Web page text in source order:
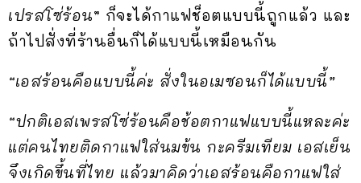
เปรสโซ่ร้อน” ก็จะได้กาแฟช็อตแบบนี้ถูกแล้ว และ
ถ้าไปสั่งที่ร้านอื่นก็ได้แบบนี้เหมือนกัน
“เอสร้อนคือแบบนี้ค่ะ สั่งในอเมซอนก็ได้แบบนี้”
“ปกติเอสเพรสโซ่ร้อนคือช้อตกาแฟแบบนี้แหละค่ะ
แต่คนไทยติดกาแฟใส่นมข้น กะครีมเทียม เอสเย็น
จึงเกิดขึ้นที่ไทย แล้วมาคิดว่าเอสร้อนคือกาแฟใส่